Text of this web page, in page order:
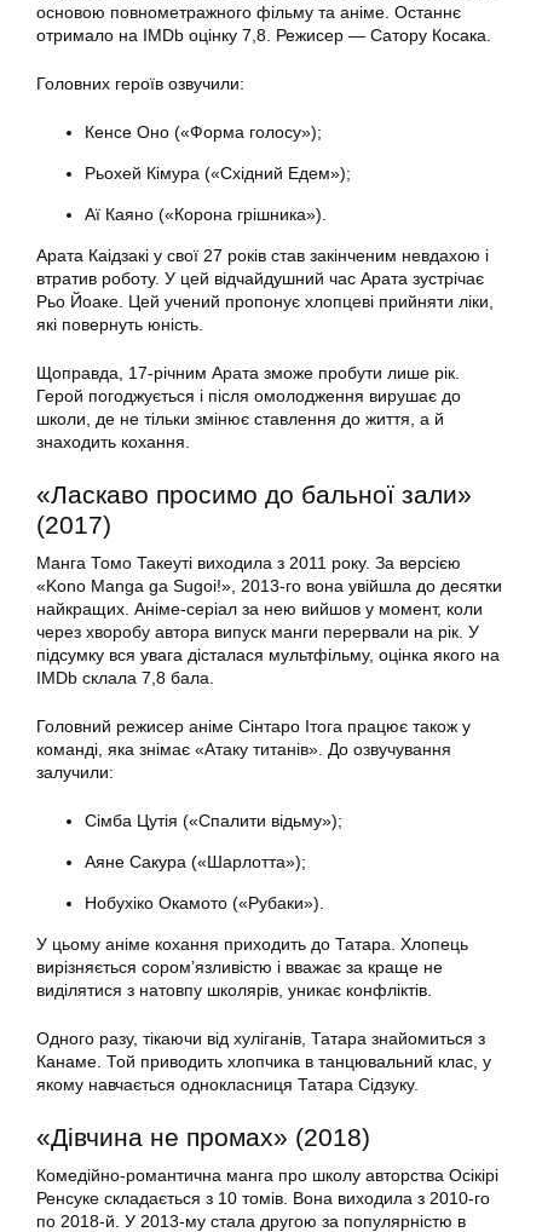
основою повнометражного фільму та аніме. Останнє
отримало на IMDb оцінку 7,8. Режисер — Сатору Косака.
Головних героїв озвучили:
Кенсе Оно («Форма голосу»);
Рьохей Кімура («Східний Едем»);
Аї Каяно («Корона грішника»).
Арата Каідзакі у свої 27 років став закінченим невдахою і
втратив роботу. У цей відчайдушний час Арата зустрічає
Рьо Йоаке. Цей учений пропонує хлопцеві прийняти ліки,
які повернуть юність.
Щоправда, 17-річним Арата зможе пробути лише рік.
Герой погоджується і після омолодження вирушає до
школи, де не тільки змінює ставлення до життя, а й
знаходить кохання.
«Ласкаво просимо до бальної зали»
(2017)
Манга Томо Такеуті виходила з 2011 року. За версією
«Kono Manga ga Sugoi!», 2013-го вона увійшла до десятки
найкращих. Аніме-серіал за нею вийшов у момент, коли
через хворобу автора випуск манги перервали на рік. У
підсумку вся увага дісталася мультфільму, оцінка якого на
IMDb склала 7,8 бала.
Головний режисер аніме Сінтаро Ітога працює також у
команді, яка знімає «Атаку титанів». До озвучування
залучили:
Сімба Цутія («Спалити відьму»);
Аяне Сакура («Шарлотта»);
Нобухіко Окамото («Рубаки»).
У цьому аніме кохання приходить до Татара. Хлопець
вирізняється сором’язливістю і вважає за краще не
виділятися з натовпу школярів, уникає конфліктів.
Одного разу, тікаючи від хуліганів, Татара знайомиться з
Канаме. Той приводить хлопчика в танцювальний клас, у
якому навчається однокласниця Татара Сідзуку.
«Дівчина не промах» (2018)
Комедійно-романтична манга про школу авторства Осікірі
Ренсуке складається з 10 томів. Вона виходила з 2010-го
по 2018-й. У 2013-му стала другою за популярністю в